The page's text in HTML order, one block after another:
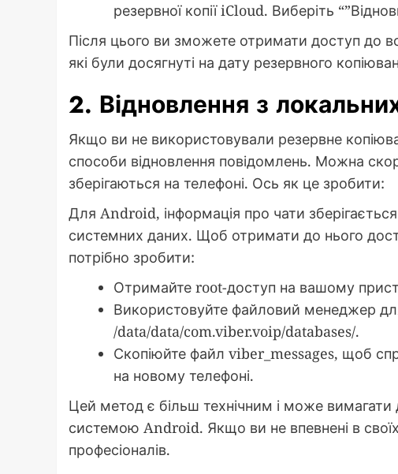
резервної копії iCloud. Виберіть
Після цього ви зможете отримати доступ до
які були досягнуті на дату резервного
2. Відновлення з
Якщо ви не використовували резервне
способи відновлення повідомлень. Можна
зберігаються на телефоні. Ось як це зробити:
Для Android, інформація про чати
системних даних. Щоб отримати до нього
потрібно зробити:
Отримайте root-доступ на вашому
Використовуйте файловий менеджер
/data/data/com.viber.voip/databases/.
Скопіюйте файл viber_messages, щоб
на новому телефоні.
Цей метод є більш технічним і може
системою Android. Якщо ви не впевнені в
професіоналів.